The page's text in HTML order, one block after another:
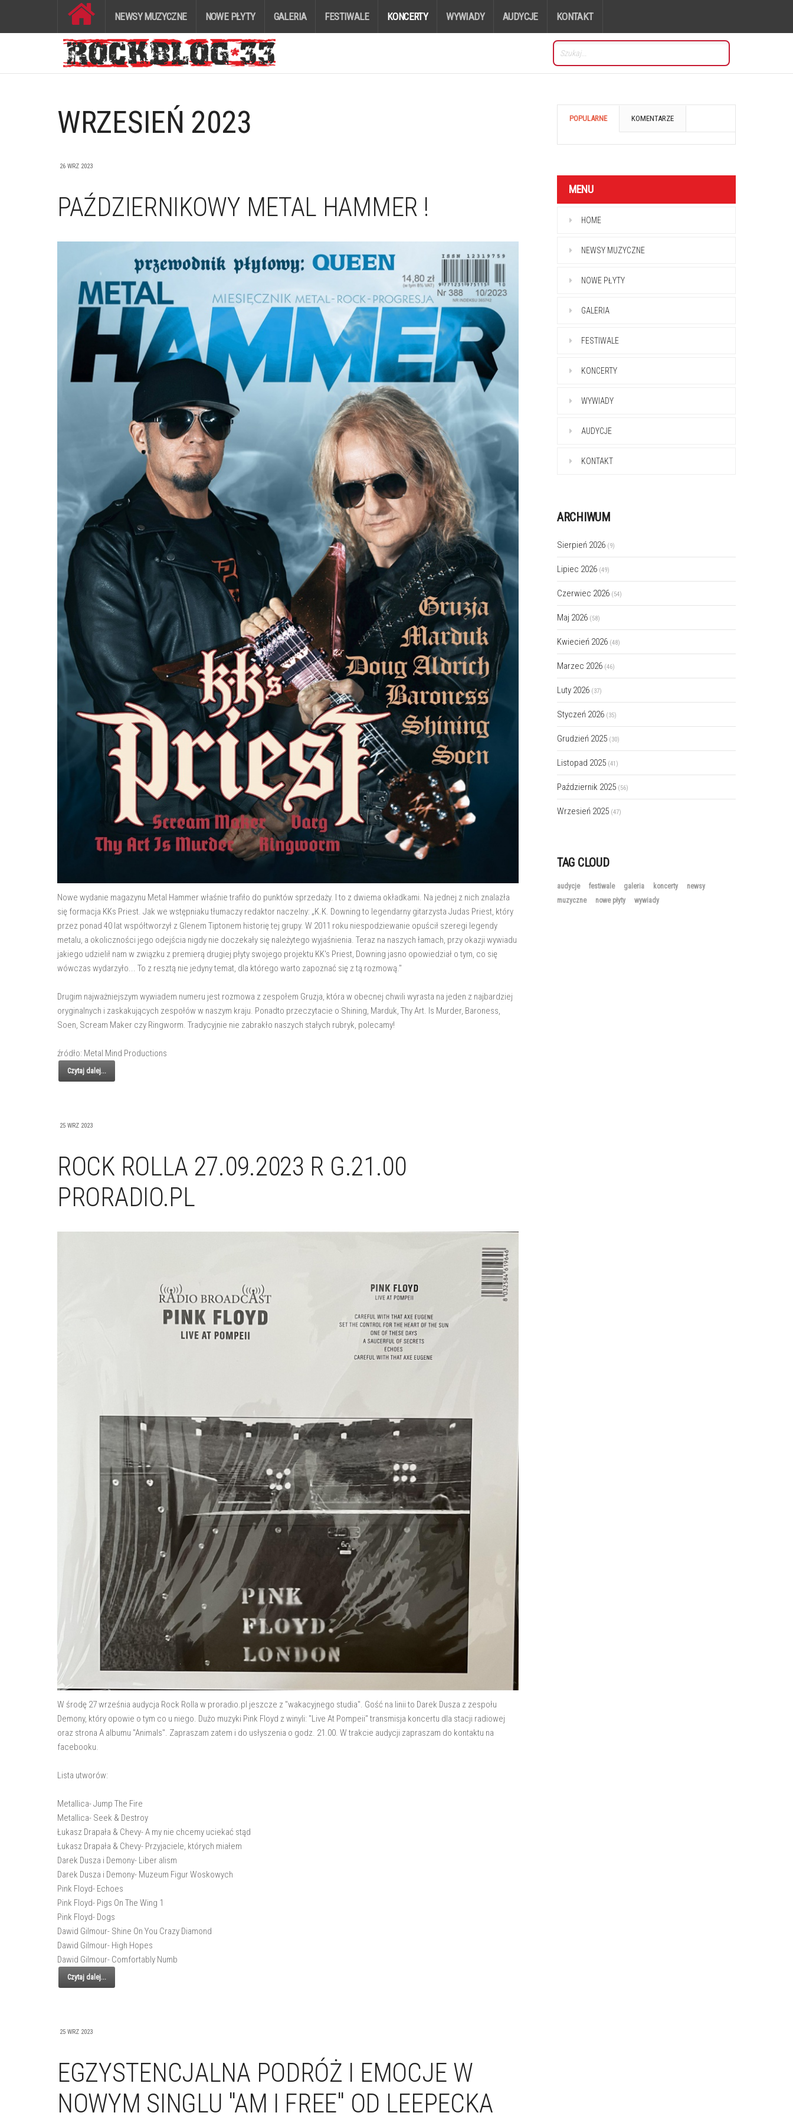
NEWSY MUZYCZNE NOWE PŁYTY GALERIA FESTIWALE KONCERTY WYWIADY AUDYCJE KONTAKT
WRZESIEŃ 2023
26 WRZ 2023
PAŹDZIERNIKOWY METAL HAMMER !
Nowe wydanie magazynu Metal Hammer właśnie trafiło do punktów sprzedaży. I to z dwiema okładkami. Na jednej z nich znalazła
się formacja KKs Priest. Jak we wstępniaku tłumaczy redaktor naczelny: „K.K. Downing to legendarny gitarzysta Judas Priest, który
przez ponad 40 lat współtworzył z Glenem Tiptonem historię tej grupy. W 2011 roku niespodziewanie opuścił szeregi legendy
metalu, a okoliczności jego odejścia nigdy nie doczekały się należytego wyjaśnienia. Teraz na naszych łamach, przy okazji wywiadu
jakiego udzielił nam w związku z premierą drugiej płyty swojego projektu KK's Priest, Downing jasno opowiedział o tym, co się
wówczas wydarzyło... To z resztą nie jedyny temat, dla którego warto zapoznać się z tą rozmową."
Drugim najważniejszym wywiadem numeru jest rozmowa z zespołem Gruzja, która w obecnej chwili wyrasta na jeden z najbardziej
oryginalnych i zaskakujących zespołów w naszym kraju. Ponadto przeczytacie o Shining, Marduk, Thy Art. Is Murder, Baroness,
Soen, Scream Maker czy Ringworm. Tradycyjnie nie zabrakło naszych stałych rubryk, polecamy!
źródło: Metal Mind Productions
Czytaj dalej...
25 WRZ 2023
ROCK ROLLA 27.09.2023 R G.21.00
PRORADIO.PL
W środę 27 września audycja Rock Rolla w proradio.pl jeszcze z "wakacyjnego studia". Gość na linii to Darek Dusza z zespołu
Demony, który opowie o tym co u niego. Dużo muzyki Pink Floyd z winyli: "Live At Pompeii" transmisja koncertu dla stacji radiowej
oraz strona A albumu "Animals". Zapraszam zatem i do usłyszenia o godz. 21.00. W trakcie audycji zapraszam do kontaktu na
facebooku.
Lista utworów:
Metallica- Jump The Fire
Metallica- Seek & Destroy
Łukasz Drapała & Chevy- A my nie chcemy uciekać stąd
Łukasz Drapała & Chevy- Przyjaciele, których miałem
Darek Dusza i Demony- Liber alism
Darek Dusza i Demony- Muzeum Figur Woskowych
Pink Floyd- Echoes
Pink Floyd- Pigs On The Wing 1
Pink Floyd- Dogs
Dawid Gilmour- Shine On You Crazy Diamond
Dawid Gilmour- High Hopes
Dawid Gilmour- Comfortably Numb
Czytaj dalej...
25 WRZ 2023
EGZYSTENCJALNA PODRÓŻ I EMOCJE W
NOWYM SINGLU "AM I FREE" OD LEEPECKA
POPULARNE KOMENTARZE
MENU
HOME
NEWSY MUZYCZNE
NOWE PŁYTY
GALERIA
FESTIWALE
KONCERTY
WYWIADY
AUDYCJE
KONTAKT
ARCHIWUM
Sierpień 2026 (9)
Lipiec 2026 (49)
Czerwiec 2026 (54)
Maj 2026 (58)
Kwiecień 2026 (48)
Marzec 2026 (46)
Luty 2026 (37)
Styczeń 2026 (35)
Grudzień 2025 (30)
Listopad 2025 (41)
Październik 2025 (56)
Wrzesień 2025 (47)
TAG CLOUD
audycje festiwale galeria koncerty
newsy
muzyczne
nowe płyty wywiady